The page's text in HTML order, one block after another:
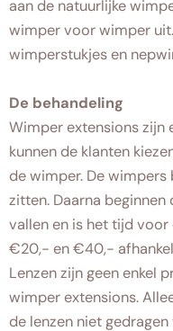
aan de natuurlijke
wimper voor wimper
wimperstukjes en
De behandeling
Wimper extensions zijn
kunnen de klanten
de wimper. De
zitten. Daarna
vallen en is het tijd voor
€20,- en €40,-
Lenzen zijn geen enkel
wimper extensions.
de lenzen niet